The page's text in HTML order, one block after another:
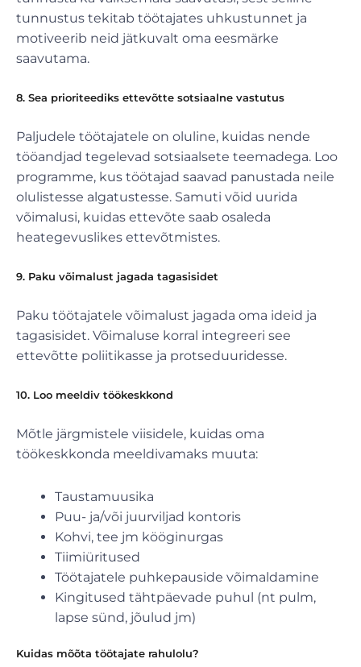
tunnustus tekitab töötajates uhkustunnet ja
motiveerib neid jätkuvalt oma eesmärke
saavutama.
8. Sea prioriteediks ettevõtte sotsiaalne vastutus
Paljudele töötajatele on oluline, kuidas nende
tööandjad tegelevad sotsiaalsete teemadega. Loo
programme, kus töötajad saavad panustada neile
olulistesse algatustesse. Samuti võid uurida
võimalusi, kuidas ettevõte saab osaleda
heategevuslikes ettevõtmistes.
9. Paku võimalust jagada tagasisidet
Paku töötajatele võimalust jagada oma ideid ja
tagasisidet. Võimaluse korral integreeri see
ettevõtte poliitikasse ja protseduuridesse.
10. Loo meeldiv töökeskkond
Mõtle järgmistele viisidele, kuidas oma
töökeskkonda meeldivamaks muuta:
Taustamuusika
Puu- ja/või juurviljad kontoris
Kohvi, tee jm kööginurgas
Tiimiüritused
Töötajatele puhkepauside võimaldamine
Kingitused tähtpäevade puhul (nt pulm,
lapse sünd, jõulud jm)
Kuidas mõõta töötajate rahulolu?